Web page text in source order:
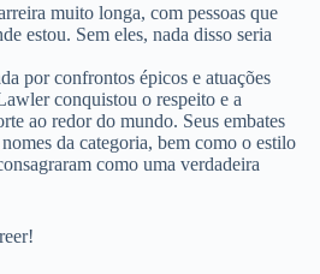
muito longa, com pessoas que
estou. Sem eles, nada disso seria
por confrontos épicos e atuações
conquistou o respeito e a
ao redor do mundo. Seus embates
da categoria, bem como o estilo
como uma verdadeira